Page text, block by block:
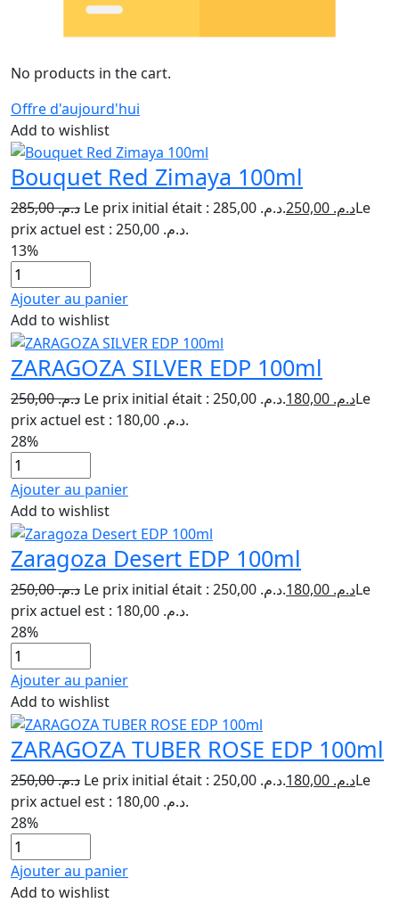
No products in the cart.
Offre d'aujourd'hui
Add to wishlist
Bouquet Red Zimaya 100ml
د.م.285,00 Le prix initial était : د.م. 285,00. د.م.Le
prix actuel est : د.م. 250,00.
13%
Ajouter au panier
Add to wishlist
ZARAGOZA SILVER EDP 100ml
د.م.250,00 Le prix initial était : د.م. 250,00. د.م.Le
prix actuel est : د.م. 180,00.
28%
Ajouter au panier
Add to wishlist
Zaragoza Desert EDP 100ml
د.م.250,00 Le prix initial était : د.م. 250,00. د.م.Le
prix actuel est : د.م. 180,00.
28%
Ajouter au panier
Add to wishlist
ZARAGOZA TUBER ROSE EDP 100ml
د.م.250,00 Le prix initial était : د.م. 250,00. د.م.Le
prix actuel est : د.م. 180,00.
28%
Ajouter au panier
Add to wishlist